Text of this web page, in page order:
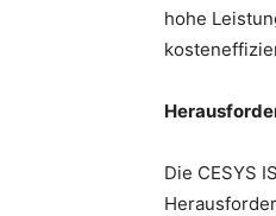
hohe
Die CESYS